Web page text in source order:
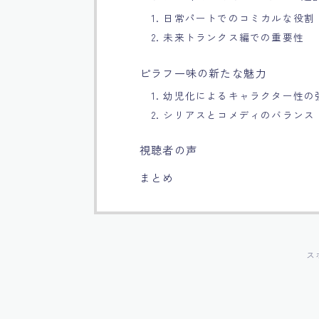
1. 日常パートでのコミカルな役割
2. 未来トランクス編での重要性
ピラフ一味の新たな魅力
1. 幼児化によるキャラクター性の
2. シリアスとコメディのバランス
視聴者の声
まとめ
ス